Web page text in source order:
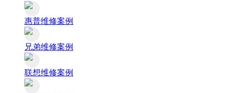
惠普维修案例
兄弟维修案例
联想维修案例